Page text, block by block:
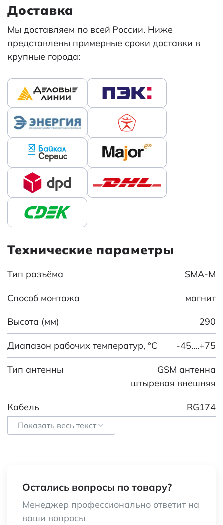
Технические параметры
Тип разъёма SMA-M
Способ монтажа магнит
Высота (мм) 290
Диапазон рабочих температур, °C -45....+75
Тип антенны
GSM антенна
штыревая внешняя
Кабель RG174
Поляризация
Ширина (мм)
Волновое сопротивление (Ом)
Показать весь текст
Доставка
Мы доставляем по всей России. Ниже
представлены примерные сроки доставки в
крупные города:
Остались вопросы по товару?
Менеджер профессионально ответит на
ваши вопросы